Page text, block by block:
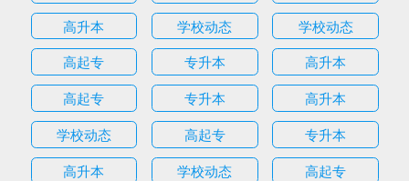
高升本
学校动态
学校动态
高起专
专升本
高升本
高起专
专升本
高升本
学校动态
高起专
专升本
高升本
学校动态
高起专